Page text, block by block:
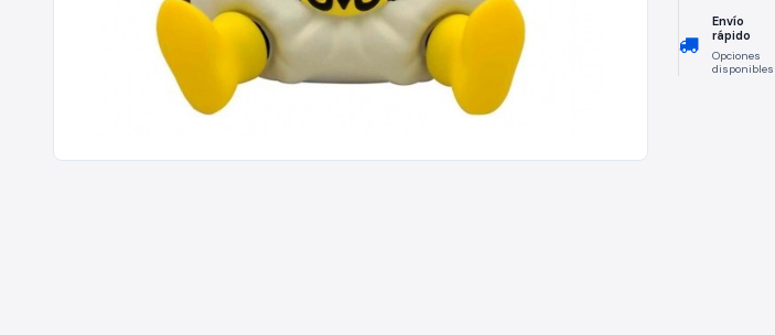
Envío
rápido
Opciones
disponibles